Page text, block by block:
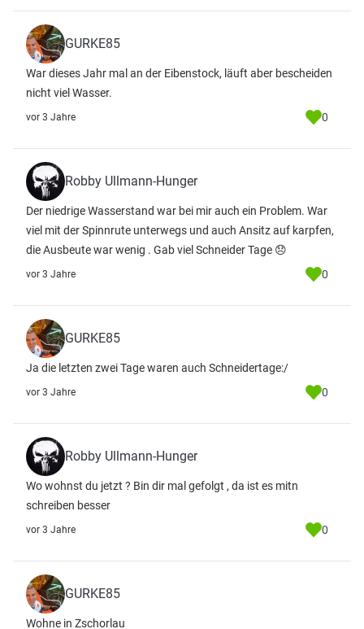
GURKE85
War dieses Jahr mal an der Eibenstock, läuft aber bescheiden
nicht viel Wasser.
vor 3 Jahre 0
Robby Ullmann-Hunger
Der niedrige Wasserstand war bei mir auch ein Problem. War
viel mit der Spinnrute unterwegs und auch Ansitz auf karpfen,
die Ausbeute war wenig . Gab viel Schneider Tage 😞
vor 3 Jahre 0
GURKE85
Ja die letzten zwei Tage waren auch Schneidertage:/
vor 3 Jahre 0
Robby Ullmann-Hunger
Wo wohnst du jetzt ? Bin dir mal gefolgt , da ist es mitn
schreiben besser
vor 3 Jahre 0
GURKE85
Wohne in Zschorlau